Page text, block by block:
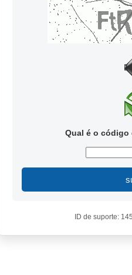
Qual é o código
ID de suporte: